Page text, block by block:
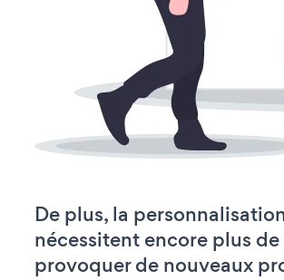
De plus, la
nécessitent encore plus
provoquer de nouveaux